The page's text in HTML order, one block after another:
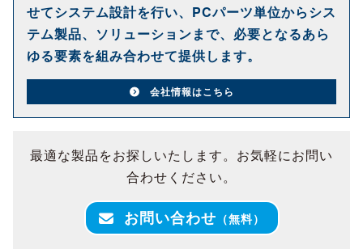
せてシステム設計を行い、PCパーツ単位からシス
テム製品、ソリューションまで、必要となるあら
ゆる要素を組み合わせて提供します。
会社情報はこちら
最適な製品をお探しいたします。お気軽にお問い
合わせください。
お問い合わせ （無料）